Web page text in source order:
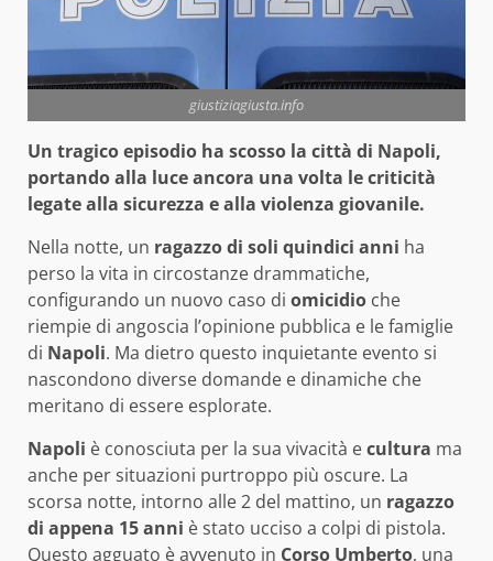
giustiziagiusta.info
Un tragico episodio ha scosso la città di Napoli,
portando alla luce ancora una volta le criticità
legate alla sicurezza e alla violenza giovanile.
Nella notte, un ragazzo di soli quindici anni ha
perso la vita in circostanze drammatiche,
configurando un nuovo caso di omicidio che
riempie di angoscia l’opinione pubblica e le famiglie
di Napoli. Ma dietro questo inquietante evento si
nascondono diverse domande e dinamiche che
meritano di essere esplorate.
Napoli è conosciuta per la sua vivacità ecultura ma
anche per situazioni purtroppo più oscure. La
scorsa notte, intorno alle 2 del mattino, un ragazzo
di appena 15 anni è stato ucciso a colpi di pistola.
Questo agguato è avvenuto in Corso Umberto, una